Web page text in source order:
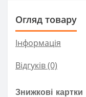
Огляд товару
Інформація
Відгуків (0)
Знижкові картки